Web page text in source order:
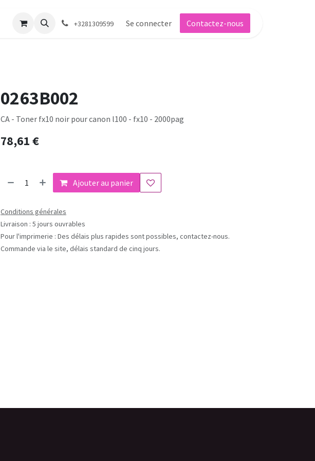
+3281309599 Se connecter Contactez-nous
0263B002
CA - Toner fx10 noir pour canon l100 - fx10 - 2000pag
78,61€
Ajouter au panier
Conditions générales
Livraison : 5 jours ouvrables
Pour l'imprimerie : Des délais plus rapides sont possibles, contactez-nous.
Commande via le site, délais standard de cinq jours.